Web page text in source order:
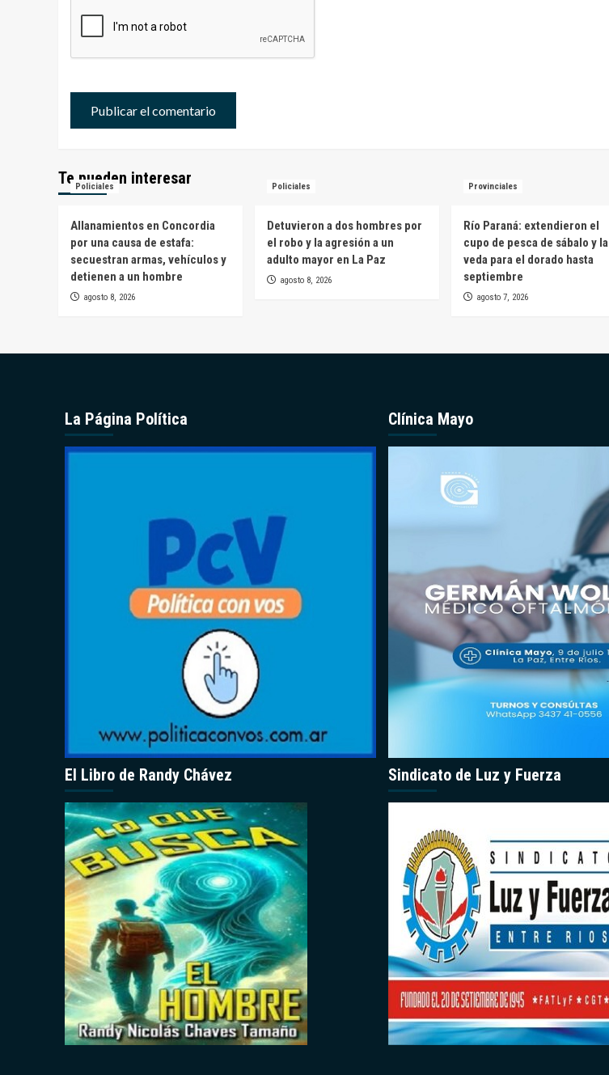
Te pueden interesar
Policiales
Allanamientos en Concordia
por una causa de estafa:
secuestran armas, vehículos y
detienen a un hombre
agosto 8, 2026
Policiales
Detuvieron a dos hombres por
el robo y la agresión a un
adulto mayor en La Paz
agosto 8, 2026
Provinciales
Río Paraná: extendieron el
cupo de pesca de sábalo y la
veda para el dorado hasta
septiembre
agosto 7, 2026
La Página Política
El Libro de Randy Chávez
Clínica Mayo
Sindicato de Luz y Fuerza